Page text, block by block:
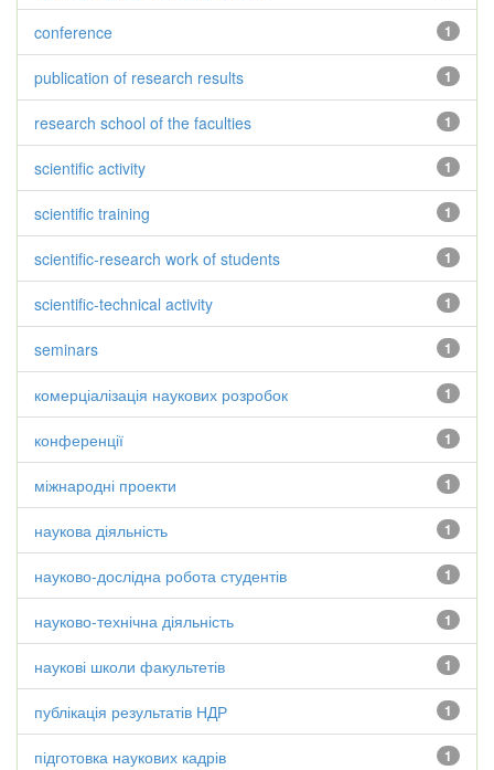
1
conference
1
publication of research results
1
research school of the faculties
1
scientific activity
1
scientific training
1
scientific-research work of students
1
scientific-technical activity
1
seminars
1
комерціалізація наукових розробок
1
конференції
1
міжнародні проекти
1
наукова діяльність
1
науково-дослідна робота студентів
1
науково-технічна діяльність
1
наукові школи факультетів
1
публікація результатів НДР
1
підготовка наукових кадрів